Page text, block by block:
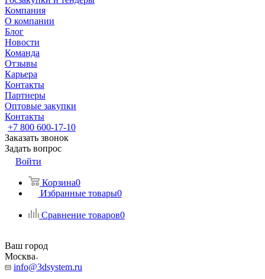
Компания
О компании
Блог
Новости
Команда
Отзывы
Карьера
Контакты
Партнеры
Оптовые закупки
Контакты
+7 800 600-17-10
Заказать звонок
Задать вопрос
Войти
Корзина0
Избранные товары0
Сравнение товаров0
Ваш город
Москва
info@3dsystem.ru